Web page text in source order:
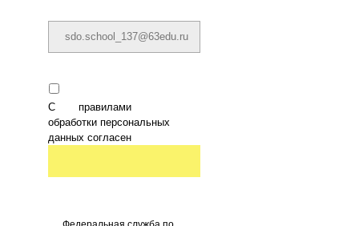
С
правилами
обработки персональных
данных согласен